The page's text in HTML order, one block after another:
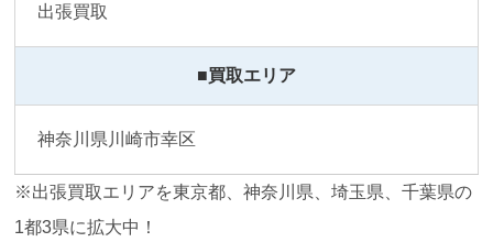
出張買取
■買取エリア
神奈川県川崎市幸区
※出張買取エリアを東京都、神奈川県、埼玉県、千葉県の
1都3県に拡大中！